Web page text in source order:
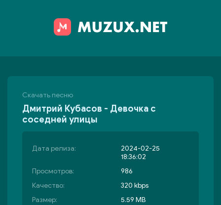
Скачать песню
Дмитрий Кубасов - Девочка с
соседней улицы
Дата релиза:
2024-02-25
18:36:02
Просмотров:
986
Качество:
320 kbps
Размер:
5.59 MB